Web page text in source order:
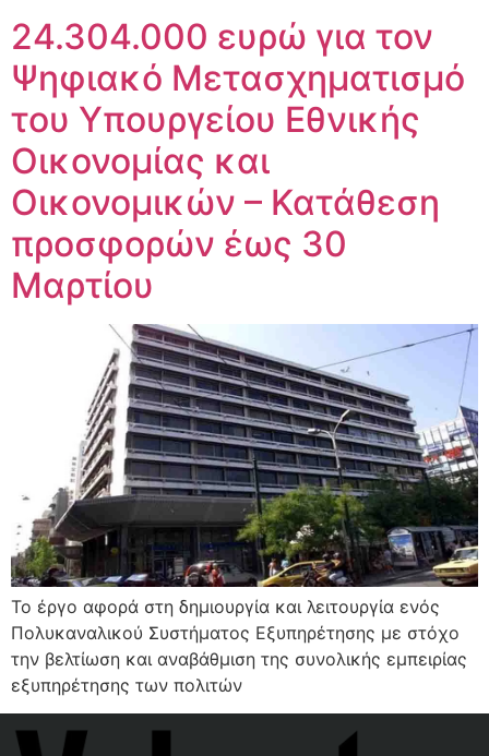
24.304.000 ευρώ για τον
Ψηφιακό Μετασχηματισμό
του Υπουργείου Εθνικής
Οικονομίας και
Οικονομικών – Κατάθεση
προσφορών έως 30
Μαρτίου
Το έργο αφορά στη δημιουργία και λειτουργία ενός
Πολυκαναλικού Συστήματος Εξυπηρέτησης με στόχο
την βελτίωση και αναβάθμιση της συνολικής εμπειρίας
εξυπηρέτησης των πολιτών